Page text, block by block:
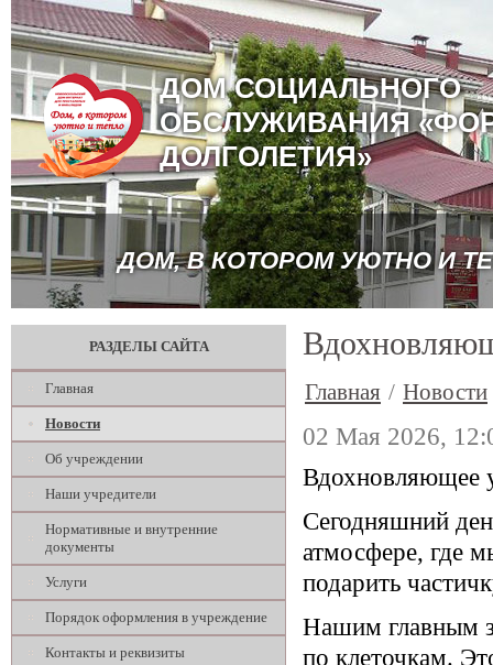
ДОМ СОЦИАЛЬНОГО
ОБСЛУЖИВАНИЯ
ДОЛГОЛЕТИЯ»
ДОМ, В КОТОРОМ УЮТНО И
РАЗДЕЛЫ САЙТА
Главная
Новости
Об учреждении
Наши учредители
Нормативные и внутренние
документы
Услуги
Порядок оформления в учреждение
Контакты и реквизиты
Главная / Новости
02 Мая 2026,
Вдохновляющее
Сегодняшний
атмосфере, где
подарить
Нашим главным
по клеточкам.